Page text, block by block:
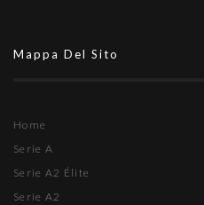
Mappa Del Sito
Home
Serie A
Serie A2 Élite
Serie A2